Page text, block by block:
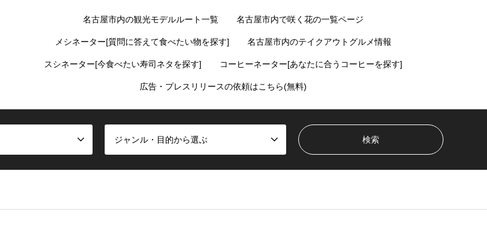
名古屋市内の観光モデルルート一覧 名古屋市内で咲く花の一覧ページ
メシネーター[質問に答えて食べたい物を探す] 名古屋市内のテイクアウトグルメ情報
スシネーター[今食べたい寿司ネタを探す] コーヒーネーター[あなたに合うコーヒーを探す]
広告・プレスリリースの依頼はこちら(無料)
ジャンル・目的から選ぶ